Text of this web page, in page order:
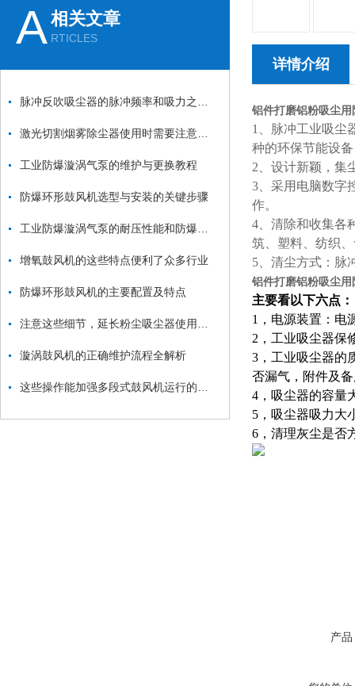
A相关文章
RTICLES
工业防爆漩涡气泵的维护与更换教程
防爆环形鼓风机选型与安装的关键步骤
增氧鼓风机的这些特点便利了众多行业
防爆环形鼓风机的主要配置及特点
漩涡鼓风机的正确维护流程全解析
详情介绍
铝件打磨铝粉吸尘
1、脉冲工业吸尘
种的环保节能设
2、设计新颖，集
3、采用电脑数字
作。
4、清除和收集各
筑、塑料、纺织
5、清尘方式：脉
铝件打磨铝粉吸尘
主要看以下六点：
1，电源装置：电
2，工业吸尘器保
3，工业吸尘器的
否漏气，附件及
4，吸尘器的容量
5，吸尘器吸力大
6，清理灰尘是否
产品